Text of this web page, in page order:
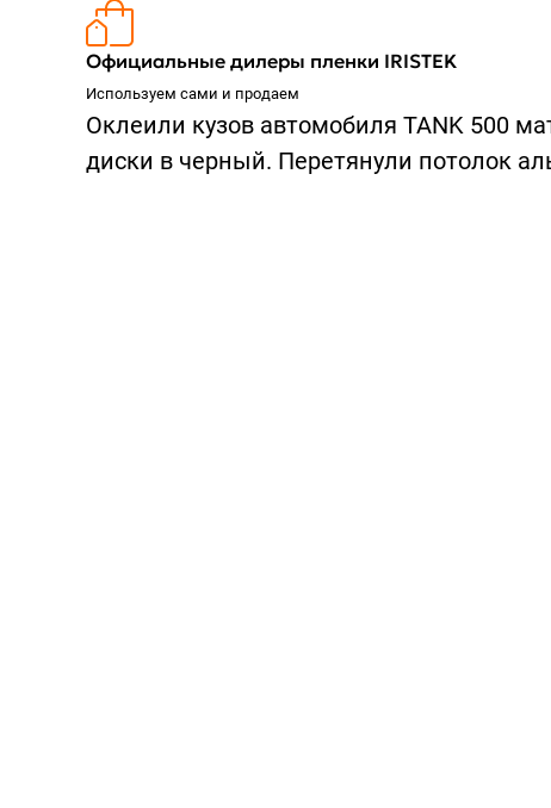
Официальные дилеры пленки IRISTEK
Используем сами и продаем
Оклеили кузов автомобиля TANK 500
диски в черный. Перетянули потолок